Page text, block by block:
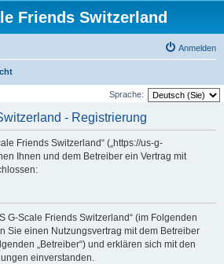
Friends Switzerland
Anmelden
Sprache:
- Registrierung
Friends Switzerland“ („https://us-g-
Ihnen und dem Betreiber ein Vertrag mit
G-Scale Friends Switzerland“ (im Folgenden
Sie einen Nutzungsvertrag mit dem Betreiber
„Betreiber“) und erklären sich mit den
einverstanden.